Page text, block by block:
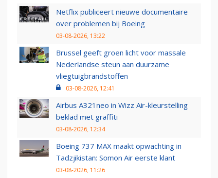
Netflix publiceert nieuwe documentaire
over problemen bij Boeing
03-08-2026, 13:22
Brussel geeft groen licht voor massale
Nederlandse steun aan duurzame
vliegtuigbrandstoffen
03-08-2026, 12:41
Airbus A321neo in Wizz Air-kleurstelling
beklad met graffiti
03-08-2026, 12:34
Boeing 737 MAX maakt opwachting in
Tadzjikistan: Somon Air eerste klant
03-08-2026, 11:26